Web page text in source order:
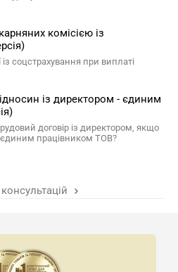
комісією із
із соцстрахування при виплаті
із директором - єдиним
договір із директором, якщо
працівником ТОВ?